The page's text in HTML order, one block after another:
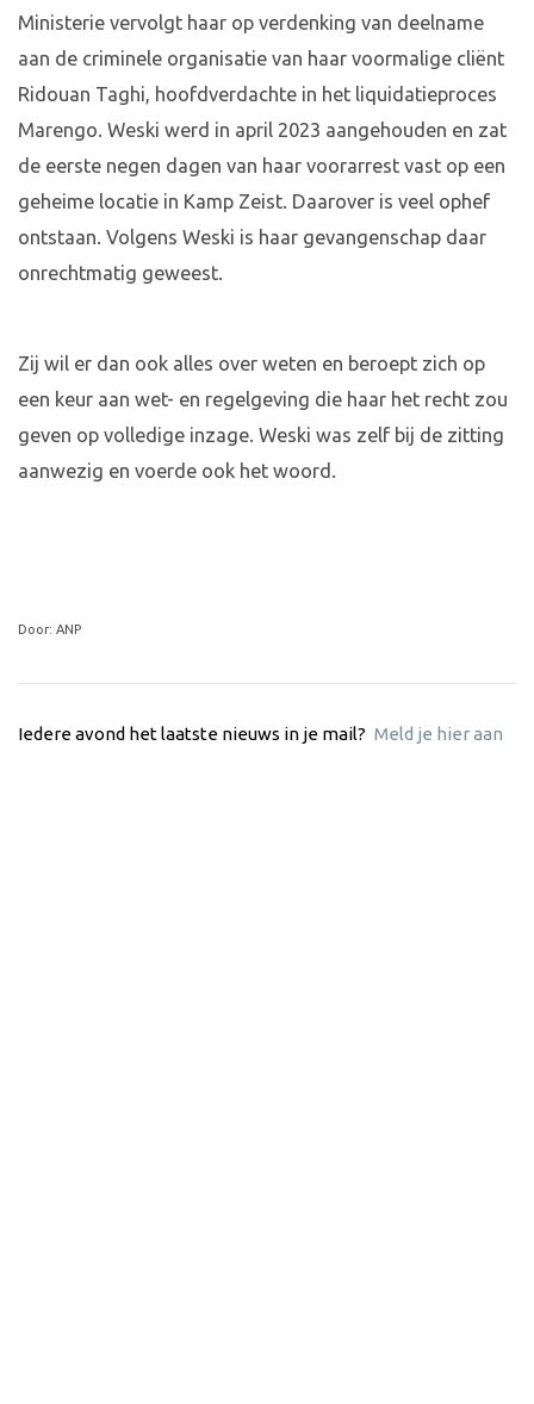
Ministerie vervolgt haar op verdenking van deelname
aan de criminele organisatie van haar voormalige cliënt
Ridouan Taghi, hoofdverdachte in het liquidatieproces
Marengo. Weski werd in april 2023 aangehouden en zat
de eerste negen dagen van haar voorarrest vast op een
geheime locatie in Kamp Zeist. Daarover is veel ophef
ontstaan. Volgens Weski is haar gevangenschap daar
onrechtmatig geweest.
Zij wil er dan ook alles over weten en beroept zich op
een keur aan wet- en regelgeving die haar het recht zou
geven op volledige inzage. Weski was zelf bij de zitting
aanwezig en voerde ook het woord.
Door: ANP
Iedere avond het laatste nieuws in je mail? Meld je hier aan